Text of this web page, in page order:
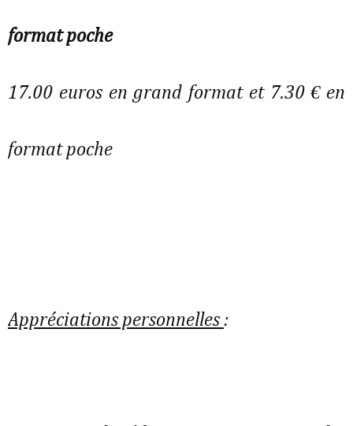
format poche
17.00 euros en grand format et 7.30 € en
format poche
Appréciations personnelles :